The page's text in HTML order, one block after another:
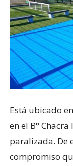
Está ubicado
en el B°
paralizada. De
compromiso